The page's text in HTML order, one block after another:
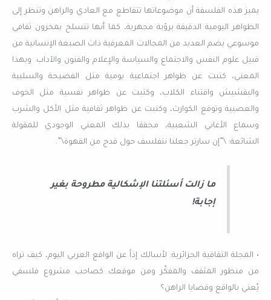
يميز هذه الفلسفة أن موضوعاتها تتقاطع مع العادي والراهن وتنظر إلى
الظواهر اليومية الدقيقة برؤية مجهرية، كما أنها تتسلح بمخزون ثقافي
موسوعي يضم العديد من المجالات المعرفية ذات الصبغة الإنسانية من
قبيل علوم النفس والاجتماع والسياسة والإعلام والفنون والآداب. وبهذا
المعني، كتبت عن ظواهر اجتماعية يومية مثل الفضيحة والسلبية
والبقشيش واقتناء الكلاب، وكتبت عن ظواهر نفسية مثل الخوف
والعصبية وتوقع الكوارث، وكتبت عن ظواهر ثقافية مثل الأكل والشرب
وسماع الأغاني الشعبية، محققا بذلك المعني الوجودي للمقولة
الشائعة: \”إن سارتر جعلنا نتفلسف حول قدح من القهوة\”.
ما زالت أسئلتنا الإشكالية مطروحة بغير
إجابة!
• المجلة الثقافية الجزائرية: لأسالك إذاً عن الواقع العربي اليوم، كيف تراه
من منظور المثقف والمفكّر ومن موقعك كصاحب مشروع فلسفي
يُعني بالواقع وقضايا الراهن؟